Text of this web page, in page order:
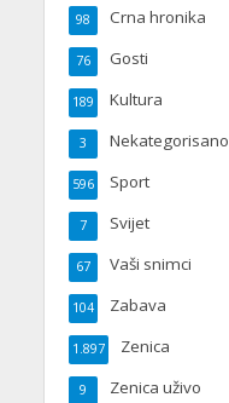
Crna hronika
98
Gosti
76
Kultura
189
Nekategorisano
3
Sport
596
Svijet
7
Vaši snimci
67
Zabava
104
Zenica
1.897
Zenica uživo
9